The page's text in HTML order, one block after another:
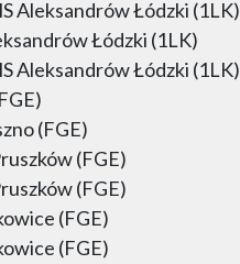
Aleksandrów Łódzki (1LK)
Łódzki (1LK)
Aleksandrów Łódzki (1LK)
(FGE)
(FGE)
(FGE)
(FGE)
(FGE)